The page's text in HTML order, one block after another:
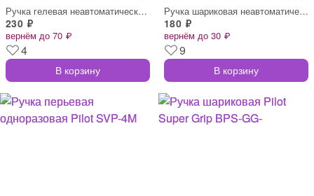
Ручка гелевая неавтоматическая Pilot BL-
230 ₽
вернём до 70 ₽
4
В корзину
Ручка шариковая неавтоматическая масляна
180 ₽
вернём до 30 ₽
9
В корзину